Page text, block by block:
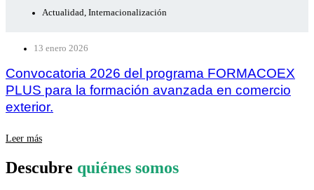
Actualidad, Internacionalización
13 enero 2026
Convocatoria 2026 del programa FORMACOEX
PLUS para la formación avanzada en comercio
exterior.
Leer más
Descubre quiénes somos